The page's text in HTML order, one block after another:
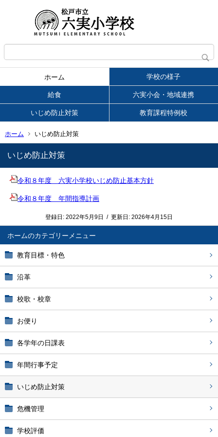
ホーム 学校の様子
給食 六実小会・地域連携
いじめ防止対策 教育課程特例校
ホーム いじめ防止対策
ホーム
教育目標・特色
沿革
校歌・校章
お便り
各学年の日課表
年間行事予定
いじめ防止対策
危機管理
学校評価
いじめ防止対策
令和８年度 六実小学校いじめ防止基本方針
令和８年度 年間指導計画
登録日: 2022年5月9日 / 更新日: 2026年4月15日